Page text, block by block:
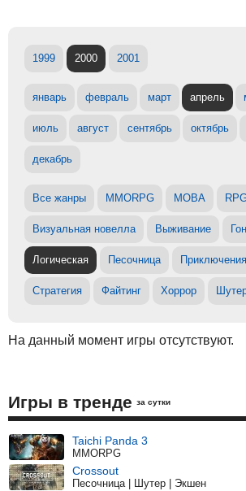
1999 2000 2001
январь февраль март апрель
июль август сентябрь октябрь
декабрь
Все жанры MMORPG MOBA
Визуальная новелла Выживание
Логическая Песочница Приключения
Стратегия Файтинг Хоррор
На данный момент игры отсутствуют.
Игры в тренде за сутки
Taichi Panda 3
MMORPG
Crossout
Песочница | Шутер | Экшен